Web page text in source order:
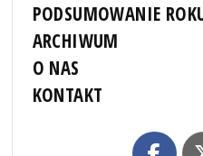
PODSUMOWANIE
ARCHIWUM
O NAS
KONTAKT